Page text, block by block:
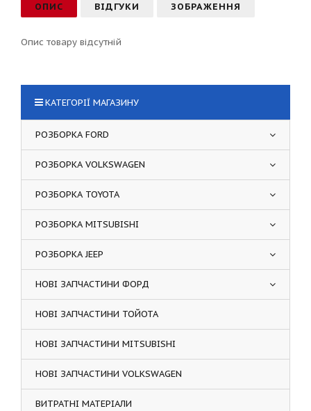
ОПИС ВІДГУКИ ЗОБРАЖЕННЯ
Опис товару відсутній
КАТЕГОРІЇ МАГАЗИНУ
РОЗБОРКА FORD
РОЗБОРКА VOLKSWAGEN
РОЗБОРКА TOYOTA
РОЗБОРКА MITSUBISHI
РОЗБОРКА JEEP
НОВІ ЗАПЧАСТИНИ ФОРД
НОВІ ЗАПЧАСТИНИ ТОЙОТА
НОВІ ЗАПЧАСТИНИ MITSUBISHI
НОВІ ЗАПЧАСТИНИ VOLKSWAGEN
ВИТРАТНІ МАТЕРІАЛИ